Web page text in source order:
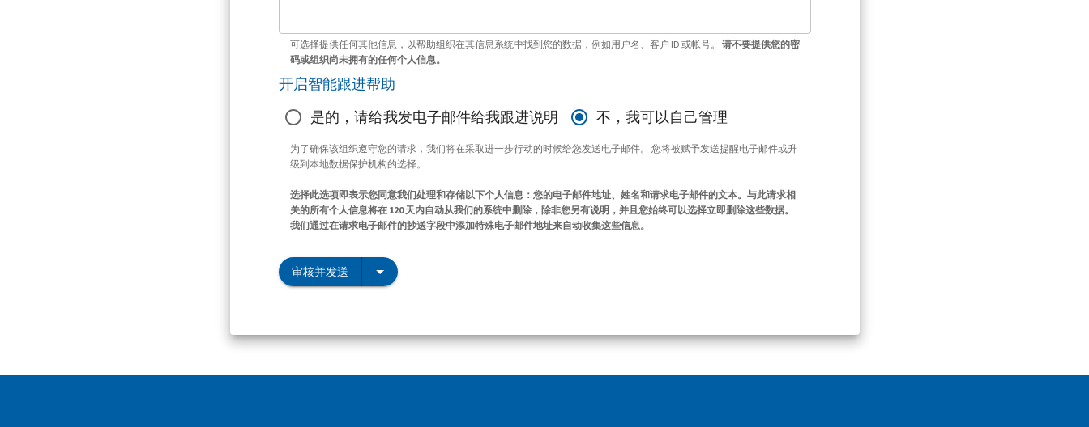
可选择提供任何其他信息，以帮助组织在其信息系统中找到您的数据，例如用户名、客户 ID 或帐号。 请不要提供您的密
码或组织尚未拥有的任何个人信息。
开启智能跟进帮助
是的，请给我发电子邮件给我跟进说明
不，我可以自己管理
为了确保该组织遵守您的请求，我们将在采取进一步行动的时候给您发送电子邮件。 您将被赋予发送提醒电子邮件或升
级到本地数据保护机构的选择。
选择此选项即表示您同意我们处理和存储以下个人信息：您的电子邮件地址、姓名和请求电子邮件的文本。与此请求相
关的所有个人信息将在 120 天内自动从我们的系统中删除，除非您另有说明，并且您始终可以选择立即删除这些数据。
我们通过在请求电子邮件的抄送字段中添加特殊电子邮件地址来自动收集这些信息。
审核并发送